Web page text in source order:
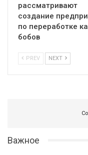
рассматривают
создание
по переработке
бобов
PREV NEXT
Важное